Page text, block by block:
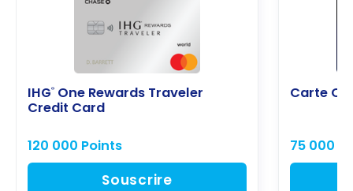
IHG® One Rewards Traveler
Credit Card
120 000 Points
Souscrire
Carte
75 000